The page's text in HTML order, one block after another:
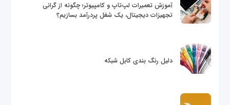
آموزش تعمیرات لپ‌تاپ و کامپیوتر؛ چگونه از گرانی
تجهیزات دیجیتال، یک شغل پردرآمد بسازیم؟
دلیل رنگ بندی کابل شبکه